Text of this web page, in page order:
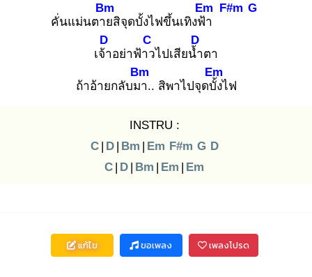
คั่นแม่นตาย
Bm
สิจุดบั้งไฟขึ้นเทิงฟ้า
Em F#m G
เจ้า
D
อย่าฟ้าว
C
ไปเสียน้ำ
D
ตา
ถ้าอ้ายกลับมา
Bm
.. สิพาไปจุดบั้ง
Em
ไฟ
INSTRU :
C | D | Bm | Em F#m G D
C | D | Bm | Em | Em
แก้ไข ขอเพลง เพลงโปรด